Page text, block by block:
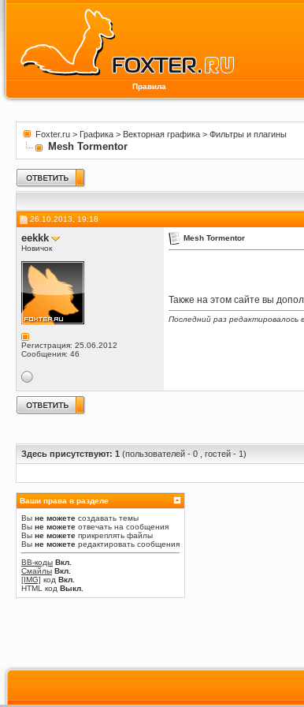
Правила
Foxter.ru > Графика > Векторная графика > Фильтры и плагины
Mesh Tormentor
26.10.2013, 19:18
eekkk
Новичок
Регистрация: 25.06.2012
Сообщения: 46
Mesh Tormentor
Также на этом сайте вы
Последний раз редактировалось
Здесь присутствуют: 1 (пользователей - 0 , гостей - 1)
Ваши права в разделе
Вы не можете создавать темы
Вы не можете отвечать на сообщения
Вы не можете прикреплять файлы
Вы не можете редактировать сообщения
BB-коды Вкл.
Смайлы Вкл.
[IMG] код Вкл.
HTML код Выкл.